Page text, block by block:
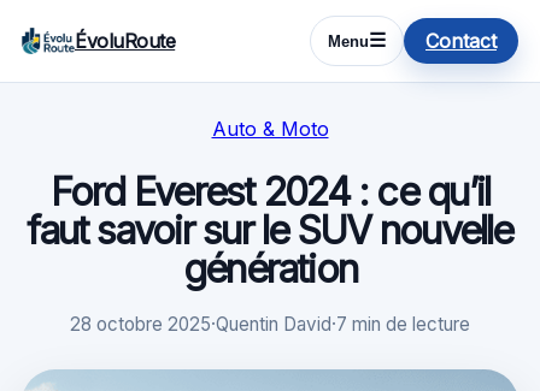
ÉvoluRoute Menu☰ Contact
Auto & Moto
Ford Everest 2024 : ce qu’il
faut savoir sur le SUV nouvelle
génération
28 octobre 2025·Quentin David·7 min de lecture